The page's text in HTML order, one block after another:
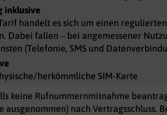
inklusive
handelt es sich um einen
Dabei fallen – bei angemessener
(Telefonie, SMS und
herkömmliche SIM-Karte
keine Rufnummernmitnahme
ausgenommen) nach